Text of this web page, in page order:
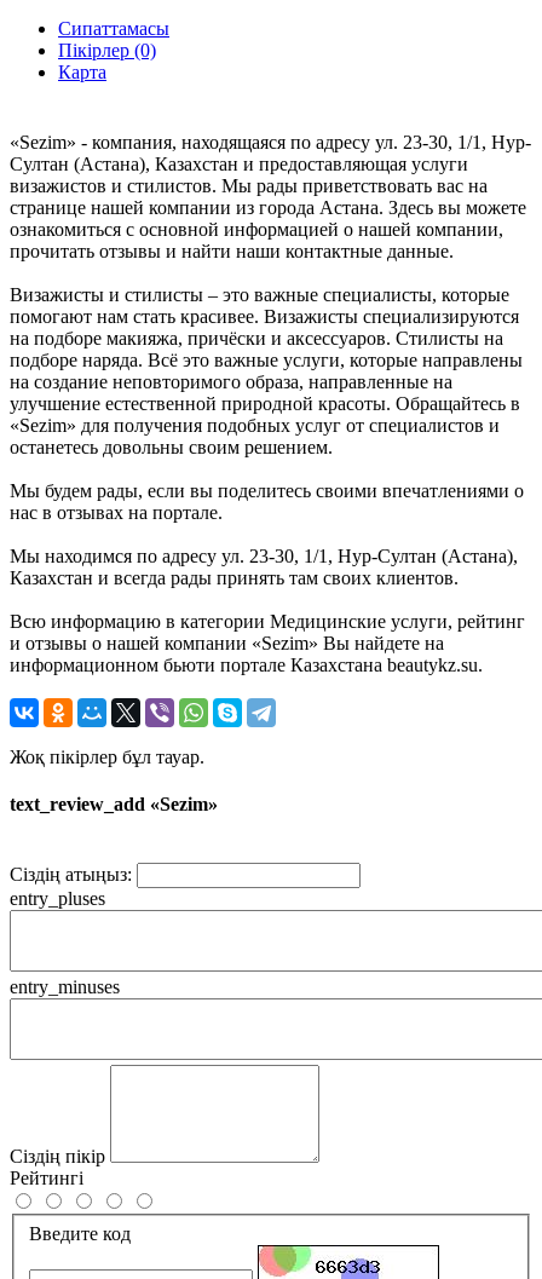
Сипаттамасы
Пікірлер (0)
Карта
«Sezim» - компания, находящаяся по адресу ул. 23-30, 1/1, Нур-
Султан (Астана), Казахстан и предоставляющая услуги
визажистов и стилистов. Мы рады приветствовать вас на
странице нашей компании из города Астана. Здесь вы можете
ознакомиться с основной информацией о нашей компании,
прочитать отзывы и найти наши контактные данные.
Визажисты и стилисты – это важные специалисты, которые
помогают нам стать красивее. Визажисты специализируются
на подборе макияжа, причёски и аксессуаров. Стилисты на
подборе наряда. Всё это важные услуги, которые направлены
на создание неповторимого образа, направленные на
улучшение естественной природной красоты. Обращайтесь в
«Sezim» для получения подобных услуг от специалистов и
останетесь довольны своим решением.
Мы будем рады, если вы поделитесь своими впечатлениями о
нас в отзывах на портале.
Мы находимся по адресу ул. 23-30, 1/1, Нур-Султан (Астана),
Казахстан и всегда рады принять там своих клиентов.
Всю информацию в категории Медицинские услуги, рейтинг
и отзывы о нашей компании «Sezim» Вы найдете на
информационном бьюти портале Казахстана beautykz.su.
Жоқ пікірлер бұл тауар.
text_review_add «Sezim»
Сіздің атыңыз:
entry_pluses
entry_minuses
Сіздің пікір
Рейтингі
Введите код